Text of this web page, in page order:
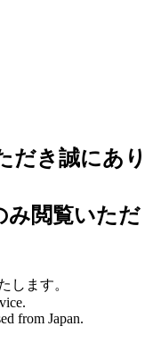
だき誠にあり
み閲覧いただ
します。
from Japan.